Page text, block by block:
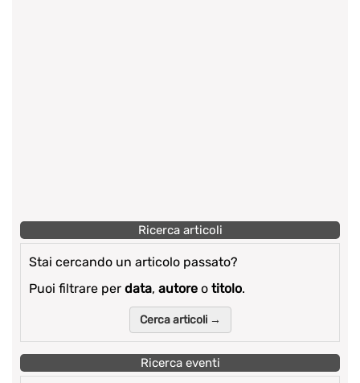
Ricerca articoli
Stai cercando un articolo passato?
Puoi filtrare per data, autore o titolo.
Cerca articoli →
Ricerca eventi